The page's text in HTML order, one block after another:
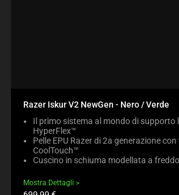
Razer Iskur V2 NewGen - Nero / Verde
Il primo sistema al mondo di supporto
HyperFlex™
Pelle EPU Razer di 2a generazione
CoolTouch™
Cuscino in schiuma modellata a
Mostra Dettagli